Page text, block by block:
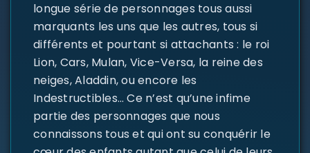
longue série de personnages tous aussi
marquants les uns que les autres, tous si
différents et pourtant si attachants : le roi
Lion, Cars, Mulan, Vice-Versa, la reine des
neiges, Aladdin, ou encore les
Indestructibles… Ce n’est qu’une infime
partie des personnages que nous
connaissons tous et qui ont su conquérir le